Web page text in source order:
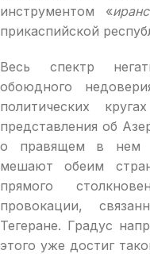
инструментом «
прикаспийской
Весь спектр
обоюдного
политических
представления об
о правящем в нем
мешают обеим
прямого
провокации,
Тегеране. Градус
этого уже достиг